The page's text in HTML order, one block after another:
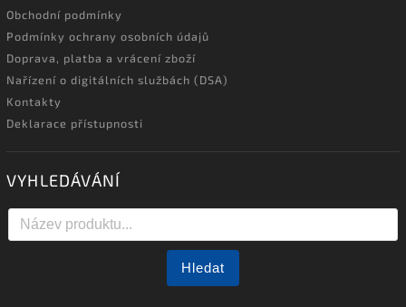
Obchodní podmínky
Podmínky ochrany osobních údajů
Doprava, platba a vrácení zboží
Nařízení o digitálních službách (DSA)
Kontakty
Deklarace přístupnosti
VYHLEDÁVÁNÍ
Hledat